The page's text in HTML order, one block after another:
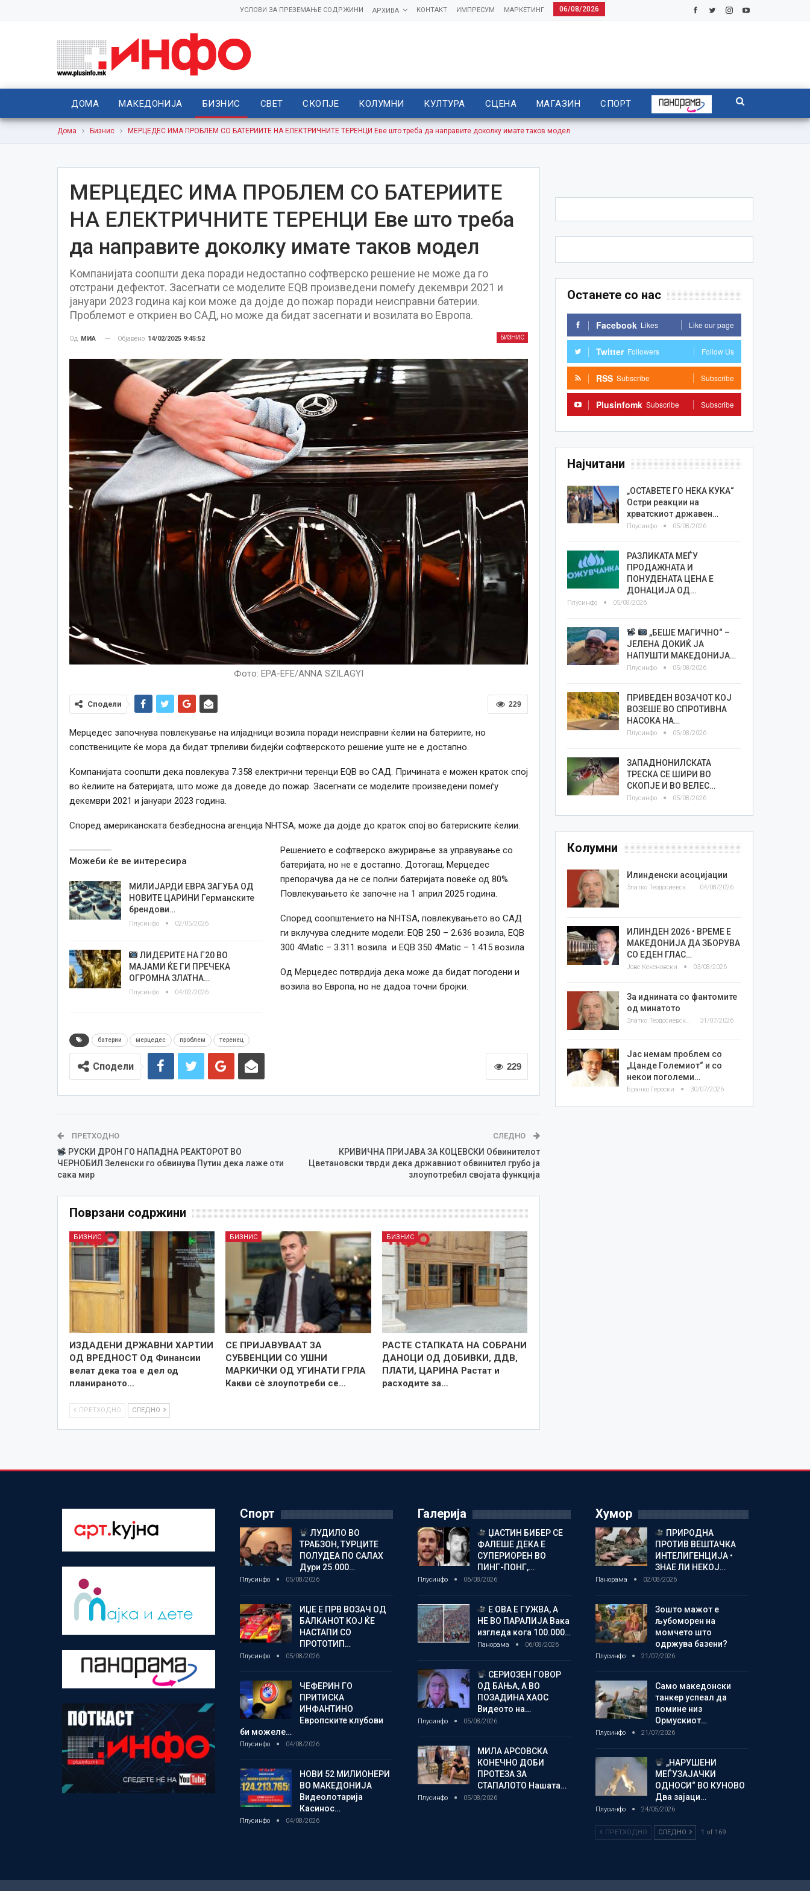
06/08/2026
МАРКЕТИНГ
ИМПРЕСУМ
КОНТАКТ
АРХИВА
УСЛОВИ ЗА ПРЕЗЕМАЊЕ СОДРЖИНИ
ДОМА МАКЕДОНИЈА БИЗНИС СВЕТ СКОПЈЕ КОЛУМНИ КУЛТУРА СЦЕНА МАГАЗИН СПОРТ
Дома Бизнис МЕРЦЕДЕС ИМА ПРОБЛЕМ СО БАТЕРИИТЕ НА ЕЛЕКТРИЧНИТЕ ТЕРЕНЦИ Еве што треба да направите доколку имате таков модел
МЕРЦЕДЕС ИМА ПРОБЛЕМ СО БАТЕРИИТЕ
НА ЕЛЕКТРИЧНИТЕ ТЕРЕНЦИ Еве што треба
да направите доколку имате таков модел
Компанијата соопшти дека поради недостапно софтверско решение не може да го
отстрани дефектот. Засегнати се моделите EQB произведени помеѓу декември 2021 и
јануари 2023 година кај кои може да дојде до пожар поради неисправни батерии.
Проблемот е откриен во САД, но може да бидат засегнати и возилата во Европа.
БИЗНИС
Од МИА Објавено 14/02/2025 9:45:52
Фото: EPA-EFE/ANNA SZILAGYI
229
Сподели
Мерцедес започнува повлекување на илјадници возила поради неисправни ќелии на батериите, но
сопствениците ќе мора да бидат трпеливи бидејќи софтверското решение уште не е достапно.
Компанијата соопшти дека повлекува 7.358 електрични теренци EQB во САД. Причината е можен краток спој
во ќелиите на батеријата, што може да доведе до пожар. Засегнати се моделите произведени помеѓу
декември 2021 и јануари 2023 година.
Според американската безбедносна агенција NHTSA, може да дојде до краток спој во батериските ќелии.
Можеби ќе ве интересира
МИЛИЈАРДИ ЕВРА ЗАГУБА ОД
НОВИТЕ ЦАРИНИ Германските
брендови…
Плусинфо 02/05/2026
ЛИДЕРИТЕ НА Г20 ВО
МАЈАМИ ЌЕ ГИ ПРЕЧЕКА
ОГРОМНА ЗЛАТНА…
Плусинфо 04/02/2026
Решението е софтверско ажурирање за управување со
батеријата, но не е достапно. Дотогаш, Mерцедес
препорачува да не се полни батеријата повеќе од 80%.
Повлекувањето ќе започне на 1 април 2025 година.
Според соопштението на NHTSA, повлекувањето во САД
ги вклучува следните модели: EQB 250 – 2.636 возила, EQB
300 4Matic – 3.311 возила и EQB 350 4Matic – 1.415 возила
Од Мерцедес потврдија дека може да бидат погодени и
возила во Европа, но не дадоа точни бројки.
батерии мерцедес проблем теренец
229
Сподели
ПРЕТХОДНО
РУСКИ ДРОН ГО НАПАДНА РЕАКТОРОТ ВО
ЧЕРНОБИЛ Зеленски го обвинува Путин дека лаже оти
сака мир
СЛЕДНО
КРИВИЧНА ПРИЈАВА ЗА КОЦЕВСКИ Обвинителот
Цветановски тврди дека државниот обвинител грубо ја
злоупотребил својата функција
Поврзани содржини
БИЗНИС
ИЗДАДЕНИ ДРЖАВНИ ХАРТИИ
ОД ВРЕДНОСТ Од Финансии
велат дека тоа е дел од
планираното…
БИЗНИС
СЕ ПРИЈАВУВААТ ЗА
СУБВЕНЦИИ СО УШНИ
МАРКИЧКИ ОД УГИНАТИ ГРЛА
Какви сѐ злоупотреби се…
БИЗНИС
РАСТЕ СТАПКАТА НА СОБРАНИ
ДАНОЦИ ОД ДОБИВКИ, ДДВ,
ПЛАТИ, ЦАРИНА Растат и
расходите за…
ПРЕТХОДНО СЛЕДНО
Останете со нас
Facebook Likes Like our page
Twitter Followers Follow Us
RSS Subscribe Subscribe
Plusinfomk Subscribe Subscribe
Најчитани
„ОСТАВЕТЕ ГО НЕКА КУКА“
Остри реакции на
хрватскиот државен…
Плусинфо 05/08/2026
РАЗЛИКАТА МЕЃУ
ПРОДАЖНАТА И
ПОНУДЕНАТА ЦЕНА Е
ДОНАЦИЈА ОД…
Плусинфо 05/08/2026
„БЕШЕ МАГИЧНО“ –
ЈЕЛЕНА ДОКИЌ ЈА
НАПУШТИ МАКЕДОНИЈА…
Плусинфо 05/08/2026
ПРИВЕДЕН ВОЗАЧОТ КОЈ
ВОЗЕШЕ ВО СПРОТИВНА
НАСОКА НА…
Плусинфо 05/08/2026
ЗАПАДНОНИЛСКАТА
ТРЕСКА СЕ ШИРИ ВО
СКОПЈЕ И ВО ВЕЛЕС…
Плусинфо 05/08/2026
Колумни
Илинденски асоцијации
Златко Теодосиевски 04/08/2026
ИЛИНДЕН 2026 • ВРЕМЕ Е
МАКЕДОНИЈА ДА ЗБОРУВА
СО ЕДЕН ГЛАС…
Јове Кекеновски 03/08/2026
За иднината со фантомите
од минатото
Златко Теодосиевски 31/07/2026
Јас немам проблем со
„Цанде Големиот“ и со
некои поголеми…
Бранко Героски 30/07/2026
Спорт
ЛУДИЛО ВО
ТРАБЗОН, ТУРЦИТЕ
ПОЛУДЕА ПО САЛАХ
Дури 25.000…
Плусинфо 05/08/2026
ИЏЕ Е ПРВ ВОЗАЧ ОД
БАЛКАНОТ КОЈ ЌЕ
НАСТАПИ СО
ПРОТОТИП…
Плусинфо 05/08/2026
ЧЕФЕРИН ГО
ПРИТИСКА
ИНФАНТИНО
Европските клубови
би можеле…
Плусинфо 04/08/2026
НОВИ 52 МИЛИОНЕРИ
ВО МАКЕДОНИЈА
Видеолотарија
Касинос…
Плусинфо 04/08/2026
Галерија
ЏАСТИН БИБЕР СЕ
ФАЛЕШЕ ДЕКА Е
СУПЕРИОРЕН ВО
ПИНГ-ПОНГ,…
Плусинфо 06/08/2026
Е ОВА Е ГУЖВА, А
НЕ ВО ПАРАЛИЈА Вака
изгледа кога 100.000…
Панорама 06/08/2026
СЕРИОЗЕН ГОВОР
ОД БАЊА, А ВО
ПОЗАДИНА ХАОС
Видеото на…
Плусинфо 05/08/2026
МИЛА АРСОВСКА
КОНЕЧНО ДОБИ
ПРОТЕЗА ЗА
СТАПАЛОТО Нашата…
Плусинфо 05/08/2026
Хумор
ПРИРОДНА
ПРОТИВ ВЕШТАЧКА
ИНТЕЛИГЕНЦИЈА •
ЗНАЕ ЛИ НЕКОЈ…
Панорама 02/08/2026
Зошто мажот е
љубоморен на
момчето што
одржува базени?
Плусинфо 21/07/2026
Само македонски
танкер успеал да
помине низ
Ормускиот…
Плусинфо 21/07/2026
„НАРУШЕНИ
МЕЃУЗАЈАЧКИ
ОДНОСИ“ ВО КУНОВО
Два зајаци…
Плусинфо 24/05/2026
ПРЕТХОДНО СЛЕДНО 1 of 169